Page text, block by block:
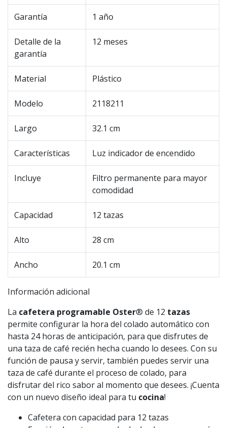
Garantía 1 año
Detalle de la
garantía
12 meses
Material Plástico
Modelo 2118211
Largo 32.1 cm
Características Luz indicador de encendido
Incluye
Filtro permanente para mayor
comodidad
Capacidad 12 tazas
Alto 28 cm
Ancho 20.1 cm
Información adicional
La cafetera programable Oster® de 12 tazas
permite configurar la hora del colado automático con
hasta 24 horas de anticipación, para que disfrutes de
una taza de café recién hecha cuando lo desees. Con su
función de pausa y servir, también puedes servir una
taza de café durante el proceso de colado, para
disfrutar del rico sabor al momento que desees. ¡Cuenta
con un nuevo diseño ideal para tu cocina!
Cafetera con capacidad para 12 tazas